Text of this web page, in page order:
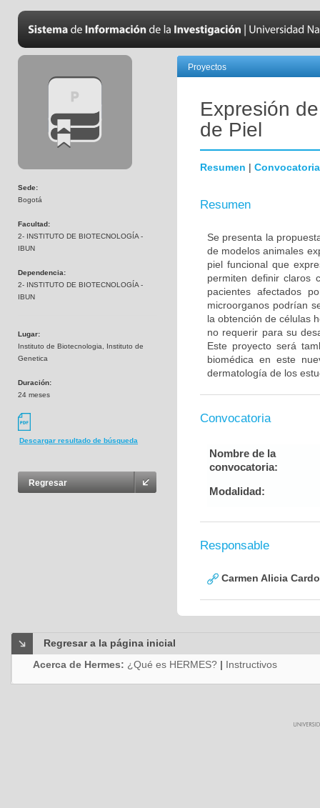
Sede:
Bogotá
Facultad:
2- INSTITUTO DE BIOTECNOLOGÍA -
IBUN
Dependencia:
2- INSTITUTO DE BIOTECNOLOGÍA -
IBUN
Lugar:
Instituto de Biotecnologia, Instituto de
Genetica
Duración:
24 meses
Descargar resultado de búsqueda
Regresar
Proyectos
Expresión
de Piel
Resumen | Convocatoria
Resumen
Se presenta la
de modelos animales
piel funcional que
permiten definir claros
pacientes afectados
microorganos podrían
la obtención de células
no requerir para su
Este proyecto será
biomédica en este
dermatología de los
Convocatoria
Nombre de la
convocatoria:
Modalidad:
Responsable
Carmen Alicia
Regresar a la página inicial
Acerca de Hermes: ¿Qué es HERMES? | Instructivos